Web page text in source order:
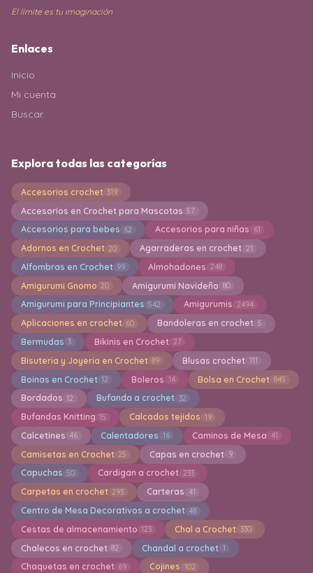
El límite es tu imaginación
Enlaces
Inicio
Mi cuenta
Buscar
Explora todas las categorías
Accesorios crochet 319
Accesorios en Crochet para Mascotas 57
Accesorios para bebes 62 Accesorios para niñas 61
Adornos en Crochet 20 Agarraderas en crochet 21
Alfombras en Crochet 99 Almohadones 248
Amigurumi Gnomo 20 Amigurumi Navideño 80
Amigurumi para Principiantes 542 Amigurumis 2494
Aplicaciones en crochet 60 Bandoleras en crochet 5
Bermudas 3 Bikinis en Crochet 27
Bisuteria y Joyeria en Crochet 89 Blusas crochet 111
Boinas en Crochet 12 Boleros 14 Bolsa en Crochet 845
Bordados 12 Bufanda a crochet 32
Bufandas Knitting 15 Calcados tejidos 19
Calcetines 46 Calentadores 16 Caminos de Mesa 41
Camisetas en Crochet 25 Capas en crochet 9
Capuchas 50 Cardigan a crochet 233
Carpetas en crochet 293 Carteras 41
Centro de Mesa Decorativos a crochet 48
Cestas de almacenamiento 123 Chal a Crochet 330
Chalecos en crochet 82 Chandal a crochet 1
Chaquetas en crochet 69 Cojines 102